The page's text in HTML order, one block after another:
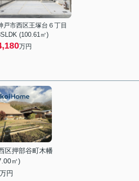
戸市西区王塚台６丁目
(100.61㎡)
万円
区押部谷町木幡
㎡)
万円